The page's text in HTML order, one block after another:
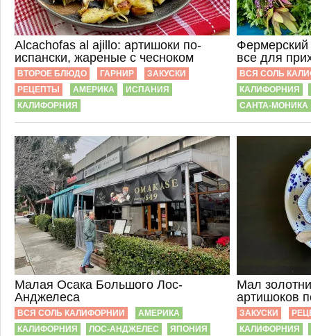
Alcachofas al ajillo: артишоки по-
испански, жареные с чесноком
ВТОРОЕ БЛЮДО ГАРНИР
ЗАКУСКИ
РЕЦЕПТЫ
АМЕРИКА
ИСПАНИЯ
КАЛИФОРНИЯ
все для
ВСЯ СОЛЬ
КАЛИФОРНИЯ
САНТА-МОНИКА
Малая Осака Большого Лос-
Анджелеса
ВСЯ СОЛЬ КАЛИФОРНИИ
АМЕРИКА
КАЛИФОРНИЯ
ЛОС-АНДЖЕЛЕС ЯПОНИЯ
Мал
артишоков
ЗАКУСКИ
КАЛИФОРНИЯ